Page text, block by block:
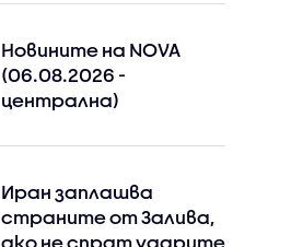
Facebook
Новините на NOVA
(06.08.2026 -
централна)
Иран заплашва
страните от Залива,
ако не спрат ударите